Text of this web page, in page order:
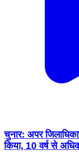
चुनार: अपर
किया, 10 वर्ष से अधिक